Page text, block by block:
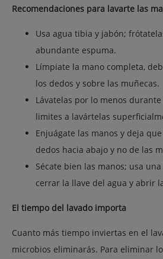
Recomendaciones para lavarte las
Usa agua tibia y jabón;
abundante espuma.
Límpiate la mano completa,
los dedos y sobre las muñecas.
Lávatelas por lo menos
limites a lavártelas
Enjuágate las manos y deja
dedos hacia abajo y no de las
Sécate bien las manos; usa
cerrar la llave del agua y abrir
El tiempo del lavado importa
Cuanto más tiempo inviertas en el
microbios eliminarás. Para eliminar